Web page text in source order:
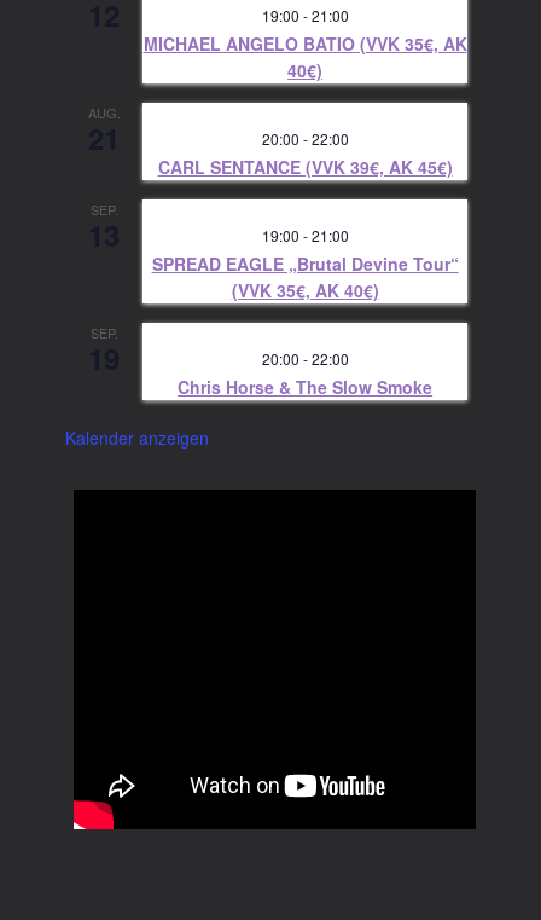
19:00 -21:00
MICHAEL ANGELO BATIO (VVK 35€, AK
40€)
AUG.
20:00 -22:00
CARL SENTANCE (VVK 39€, AK 45€)
SEP.
19:00 -21:00
SPREAD EAGLE „Brutal Devine Tour“
(VVK 35€, AK 40€)
SEP.
20:00 -22:00
Chris Horse & The Slow Smoke
Kalender anzeigen